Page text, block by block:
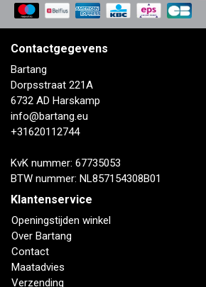
Contactgegevens
Bartang
Dorpsstraat 221A
6732 AD Harskamp
info@bartang.eu
+31620112744
KvK nummer: 67735053
BTW nummer: NL857154308B01
Klantenservice
Openingstijden winkel
Over Bartang
Contact
Maatadvies
Verzending